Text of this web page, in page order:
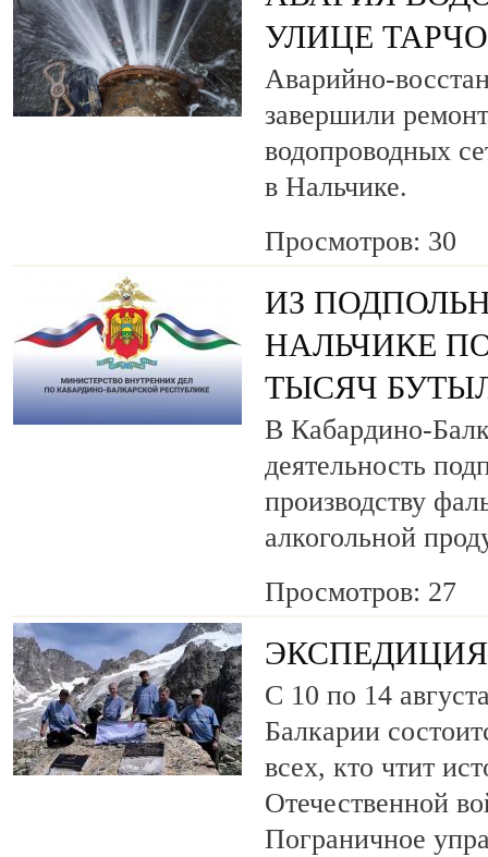
УЛИЦЕ
Аварийно-
завершили
водопроводных
в Нальчике.
Просмотров: 30
ИЗ
НАЛЬЧИКЕ
ТЫСЯЧ
В Кабардино-
деятельность
производству
алкогольной
Просмотров: 27
С 10 по 14
Балкарии
всех, кто чтит
Отечественной
Пограничное